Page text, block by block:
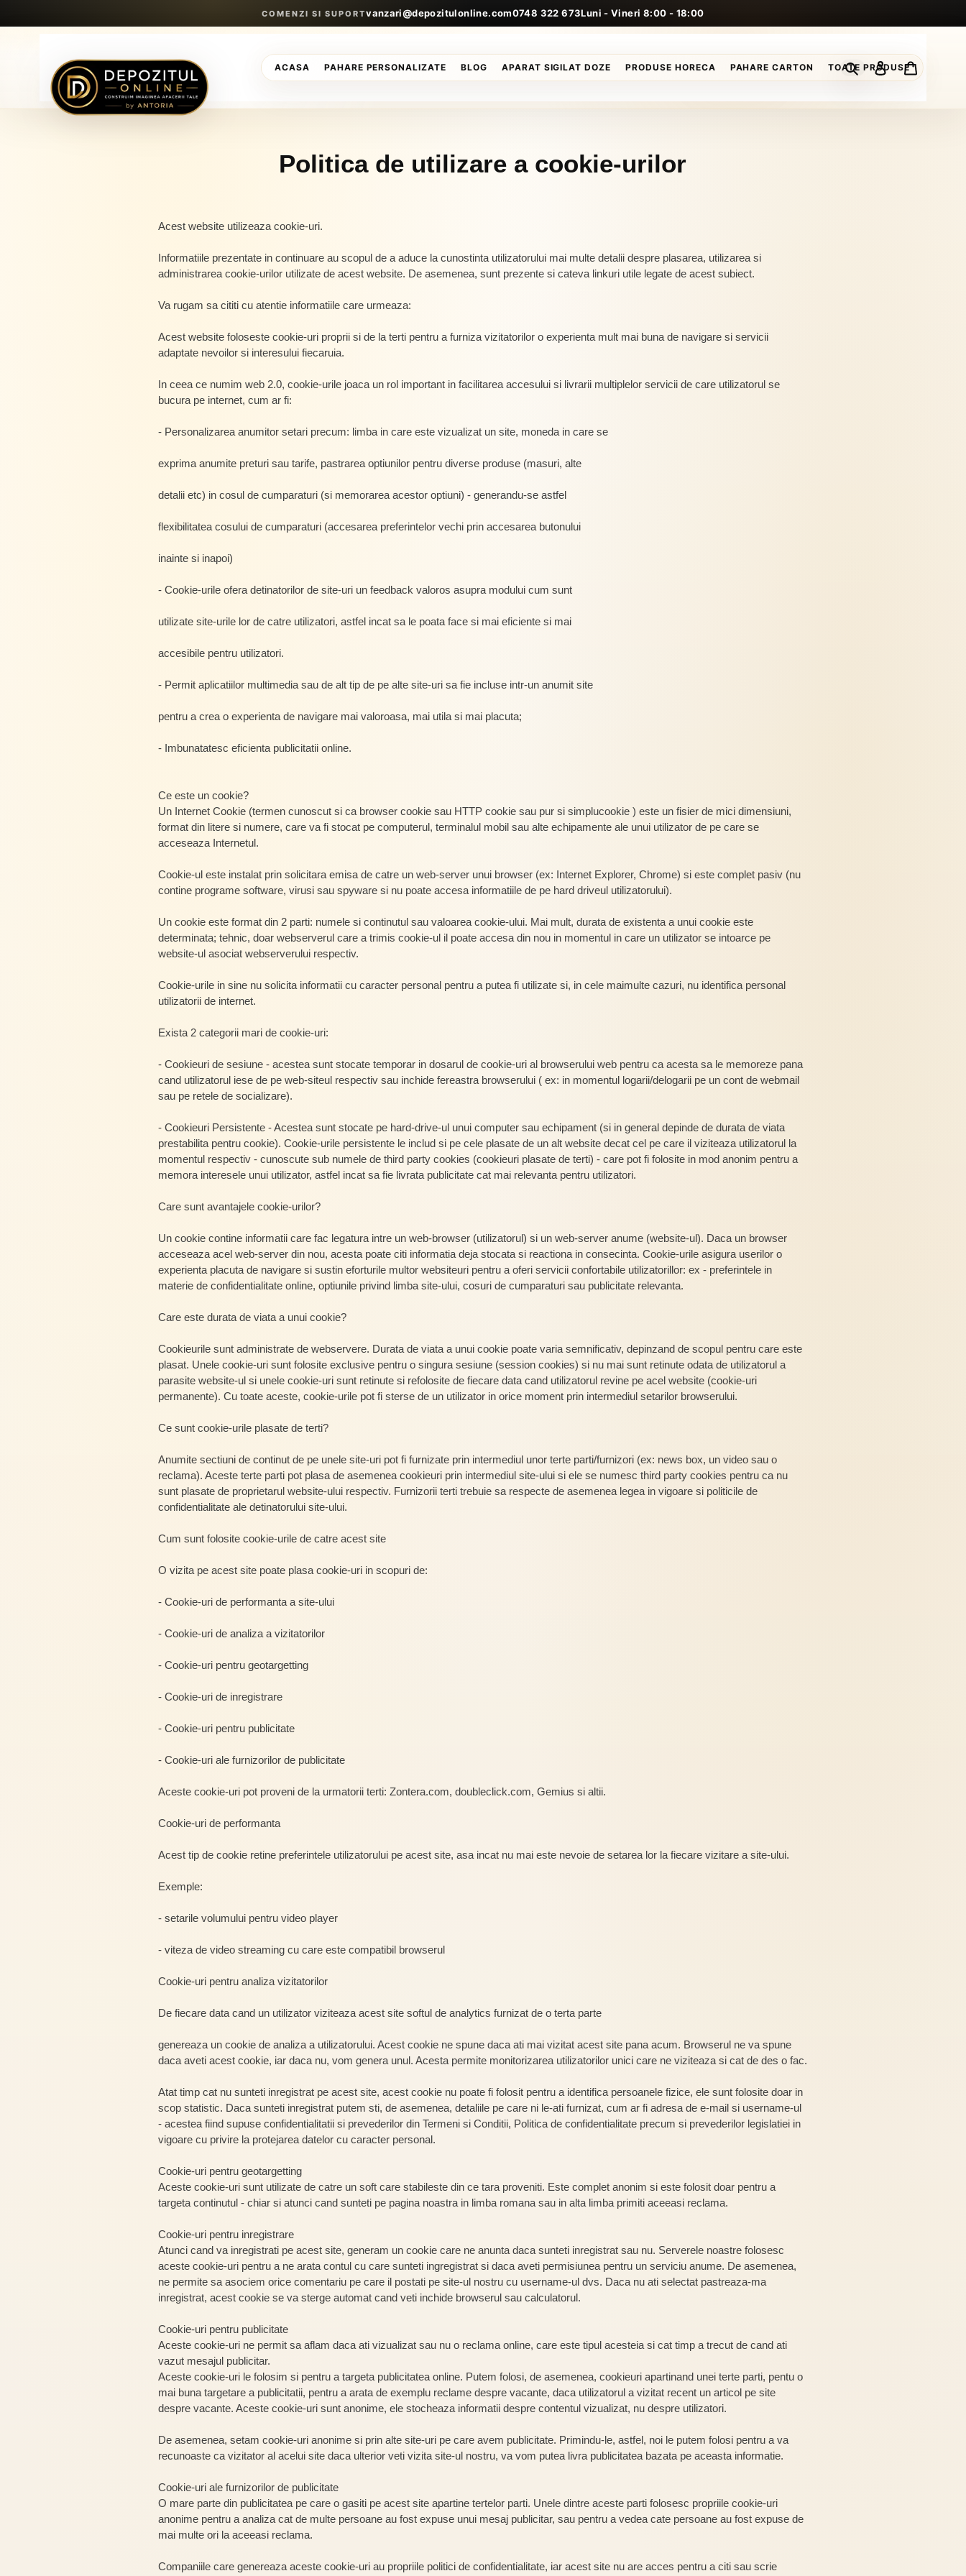
COMENZI SI SUPORTvanzari@depozitulonline.com0748 322 673Luni - Vineri 8:00 - 18:00
ACASA PAHARE PERSONALIZATE BLOG APARAT SIGILAT DOZE PRODUSE HORECA PAHARE CARTON TOATE PRODUSE
CautăConectează-te
Coș
Politica de utilizare a cookie-urilor
Acest website utilizeaza cookie-uri.
Informatiile prezentate in continuare au scopul de a aduce la cunostinta utilizatorului mai multe detalii despre plasarea, utilizarea si
administrarea cookie-urilor utilizate de acest website. De asemenea, sunt prezente si cateva linkuri utile legate de acest subiect.
Va rugam sa cititi cu atentie informatiile care urmeaza:
Acest website foloseste cookie-uri proprii si de la terti pentru a furniza vizitatorilor o experienta mult mai buna de navigare si servicii
adaptate nevoilor si interesului fiecaruia.
In ceea ce numim web 2.0, cookie-urile joaca un rol important in facilitarea accesului si livrarii multiplelor servicii de care utilizatorul se
bucura pe internet, cum ar fi:
- Personalizarea anumitor setari precum: limba in care este vizualizat un site, moneda in care se
exprima anumite preturi sau tarife, pastrarea optiunilor pentru diverse produse (masuri, alte
detalii etc) in cosul de cumparaturi (si memorarea acestor optiuni) - generandu-se astfel
flexibilitatea cosului de cumparaturi (accesarea preferintelor vechi prin accesarea butonului
inainte si inapoi)
- Cookie-urile ofera detinatorilor de site-uri un feedback valoros asupra modului cum sunt
utilizate site-urile lor de catre utilizatori, astfel incat sa le poata face si mai eficiente si mai
accesibile pentru utilizatori.
- Permit aplicatiilor multimedia sau de alt tip de pe alte site-uri sa fie incluse intr-un anumit site
pentru a crea o experienta de navigare mai valoroasa, mai utila si mai placuta;
- Imbunatatesc eficienta publicitatii online.
Ce este un cookie?
Un Internet Cookie (termen cunoscut si ca browser cookie sau HTTP cookie sau pur si simplucookie ) este un fisier de mici dimensiuni,
format din litere si numere, care va fi stocat pe computerul, terminalul mobil sau alte echipamente ale unui utilizator de pe care se
acceseaza Internetul.
Cookie-ul este instalat prin solicitara emisa de catre un web-server unui browser (ex: Internet Explorer, Chrome) si este complet pasiv (nu
contine programe software, virusi sau spyware si nu poate accesa informatiile de pe hard driveul utilizatorului).
Un cookie este format din 2 parti: numele si continutul sau valoarea cookie-ului. Mai mult, durata de existenta a unui cookie este
determinata; tehnic, doar webserverul care a trimis cookie-ul il poate accesa din nou in momentul in care un utilizator se intoarce pe
website-ul asociat webserverului respectiv.
Cookie-urile in sine nu solicita informatii cu caracter personal pentru a putea fi utilizate si, in cele maimulte cazuri, nu identifica personal
utilizatorii de internet.
Exista 2 categorii mari de cookie-uri:
- Cookieuri de sesiune - acestea sunt stocate temporar in dosarul de cookie-uri al browserului web pentru ca acesta sa le memoreze pana
cand utilizatorul iese de pe web-siteul respectiv sau inchide fereastra browserului ( ex: in momentul logarii/delogarii pe un cont de webmail
sau pe retele de socializare).
- Cookieuri Persistente - Acestea sunt stocate pe hard-drive-ul unui computer sau echipament (si in general depinde de durata de viata
prestabilita pentru cookie). Cookie-urile persistente le includ si pe cele plasate de un alt website decat cel pe care il viziteaza utilizatorul la
momentul respectiv - cunoscute sub numele de third party cookies (cookieuri plasate de terti) - care pot fi folosite in mod anonim pentru a
memora interesele unui utilizator, astfel incat sa fie livrata publicitate cat mai relevanta pentru utilizatori.
Care sunt avantajele cookie-urilor?
Un cookie contine informatii care fac legatura intre un web-browser (utilizatorul) si un web-server anume (website-ul). Daca un browser
acceseaza acel web-server din nou, acesta poate citi informatia deja stocata si reactiona in consecinta. Cookie-urile asigura userilor o
experienta placuta de navigare si sustin eforturile multor websiteuri pentru a oferi servicii confortabile utilizatorillor: ex - preferintele in
materie de confidentialitate online, optiunile privind limba site-ului, cosuri de cumparaturi sau publicitate relevanta.
Care este durata de viata a unui cookie?
Cookieurile sunt administrate de webservere. Durata de viata a unui cookie poate varia semnificativ, depinzand de scopul pentru care este
plasat. Unele cookie-uri sunt folosite exclusive pentru o singura sesiune (session cookies) si nu mai sunt retinute odata de utilizatorul a
parasite website-ul si unele cookie-uri sunt retinute si refolosite de fiecare data cand utilizatorul revine pe acel website (cookie-uri
permanente). Cu toate aceste, cookie-urile pot fi sterse de un utilizator in orice moment prin intermediul setarilor browserului.
Ce sunt cookie-urile plasate de terti?
Anumite sectiuni de continut de pe unele site-uri pot fi furnizate prin intermediul unor terte parti/furnizori (ex: news box, un video sau o
reclama). Aceste terte parti pot plasa de asemenea cookieuri prin intermediul site-ului si ele se numesc third party cookies pentru ca nu
sunt plasate de proprietarul website-ului respectiv. Furnizorii terti trebuie sa respecte de asemenea legea in vigoare si politicile de
confidentialitate ale detinatorului site-ului.
Cum sunt folosite cookie-urile de catre acest site
O vizita pe acest site poate plasa cookie-uri in scopuri de:
- Cookie-uri de performanta a site-ului
- Cookie-uri de analiza a vizitatorilor
- Cookie-uri pentru geotargetting
- Cookie-uri de inregistrare
- Cookie-uri pentru publicitate
- Cookie-uri ale furnizorilor de publicitate
Aceste cookie-uri pot proveni de la urmatorii terti: Zontera.com, doubleclick.com, Gemius si altii.
Cookie-uri de performanta
Acest tip de cookie retine preferintele utilizatorului pe acest site, asa incat nu mai este nevoie de setarea lor la fiecare vizitare a site-ului.
Exemple:
- setarile volumului pentru video player
- viteza de video streaming cu care este compatibil browserul
Cookie-uri pentru analiza vizitatorilor
De fiecare data cand un utilizator viziteaza acest site softul de analytics furnizat de o terta parte
genereaza un cookie de analiza a utilizatorului. Acest cookie ne spune daca ati mai vizitat acest site pana acum. Browserul ne va spune
daca aveti acest cookie, iar daca nu, vom genera unul. Acesta permite monitorizarea utilizatorilor unici care ne viziteaza si cat de des o fac.
Atat timp cat nu sunteti inregistrat pe acest site, acest cookie nu poate fi folosit pentru a identifica persoanele fizice, ele sunt folosite doar in
scop statistic. Daca sunteti inregistrat putem sti, de asemenea, detaliile pe care ni le-ati furnizat, cum ar fi adresa de e-mail si username-ul
- acestea fiind supuse confidentialitatii si prevederilor din Termeni si Conditii, Politica de confidentialitate precum si prevederilor legislatiei in
vigoare cu privire la protejarea datelor cu caracter personal.
Cookie-uri pentru geotargetting
Aceste cookie-uri sunt utilizate de catre un soft care stabileste din ce tara proveniti. Este complet anonim si este folosit doar pentru a
targeta continutul - chiar si atunci cand sunteti pe pagina noastra in limba romana sau in alta limba primiti aceeasi reclama.
Cookie-uri pentru inregistrare
Atunci cand va inregistrati pe acest site, generam un cookie care ne anunta daca sunteti inregistrat sau nu. Serverele noastre folosesc
aceste cookie-uri pentru a ne arata contul cu care sunteti ingregistrat si daca aveti permisiunea pentru un serviciu anume. De asemenea,
ne permite sa asociem orice comentariu pe care il postati pe site-ul nostru cu username-ul dvs. Daca nu ati selectat pastreaza-ma
inregistrat, acest cookie se va sterge automat cand veti inchide browserul sau calculatorul.
Cookie-uri pentru publicitate
Aceste cookie-uri ne permit sa aflam daca ati vizualizat sau nu o reclama online, care este tipul acesteia si cat timp a trecut de cand ati
vazut mesajul publicitar.
Aceste cookie-uri le folosim si pentru a targeta publicitatea online. Putem folosi, de asemenea, cookieuri apartinand unei terte parti, pentu o
mai buna targetare a publicitatii, pentru a arata de exemplu reclame despre vacante, daca utilizatorul a vizitat recent un articol pe site
despre vacante. Aceste cookie-uri sunt anonime, ele stocheaza informatii despre contentul vizualizat, nu despre utilizatori.
De asemenea, setam cookie-uri anonime si prin alte site-uri pe care avem publicitate. Primindu-le, astfel, noi le putem folosi pentru a va
recunoaste ca vizitator al acelui site daca ulterior veti vizita site-ul nostru, va vom putea livra publicitatea bazata pe aceasta informatie.
Cookie-uri ale furnizorilor de publicitate
O mare parte din publicitatea pe care o gasiti pe acest site apartine tertelor parti. Unele dintre aceste parti folosesc propriile cookie-uri
anonime pentru a analiza cat de multe persoane au fost expuse unui mesaj publicitar, sau pentru a vedea cate persoane au fost expuse de
mai multe ori la aceeasi reclama.
Companiile care genereaza aceste cookie-uri au propriile politici de confidentialitate, iar acest site nu are acces pentru a citi sau scrie